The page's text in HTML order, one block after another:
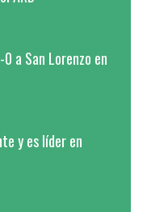
a San Lorenzo en
y es líder en